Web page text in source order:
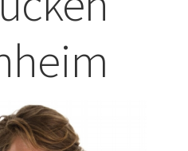
selber gestalten und
Kaufen selber gestalten